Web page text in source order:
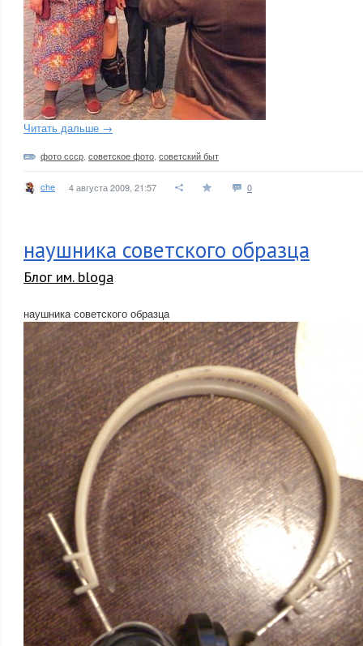
Читать дальше →
фото ссср советское фото советский быт
che 4 августа 2009, 21:57 0
наушника советского образца
Блог им. bloga
наушника советского образца